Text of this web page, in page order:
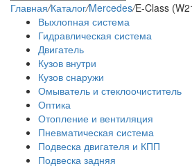
Главная/Каталог/Mercedes/E-Class
Выхлопная система
Гидравлическая система
Двигатель
Кузов внутри
Кузов снаружи
Омыватель и стеклоочиститель
Оптика
Отопление и вентиляция
Пневматическая система
Подвеска двигателя и КПП
Подвеска задняя